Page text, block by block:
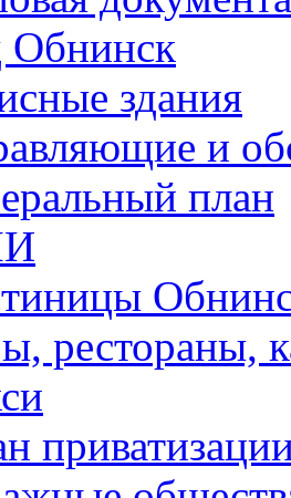
Обнинск
здания
и
план
рестораны,